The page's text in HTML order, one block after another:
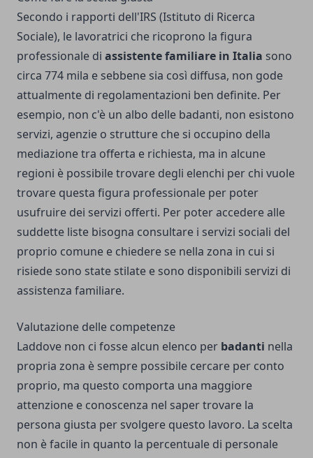
Secondo i rapporti dell'IRS (Istituto di Ricerca
Sociale), le lavoratrici che ricoprono la figura
professionale di assistente familiare in Italia sono
circa 774 mila e sebbene sia così diffusa, non gode
attualmente di regolamentazioni ben definite. Per
esempio, non c'è un albo delle badanti, non esistono
servizi, agenzie o strutture che si occupino della
mediazione tra offerta e richiesta, ma in alcune
regioni è possibile trovare degli elenchi per chi vuole
trovare questa figura professionale per poter
usufruire dei servizi offerti. Per poter accedere alle
suddette liste bisogna consultare i servizi sociali del
proprio comune e chiedere se nella zona in cui si
risiede sono state stilate e sono disponibili servizi di
assistenza familiare.
Valutazione delle competenze
Laddove non ci fosse alcun elenco per badanti nella
propria zona è sempre possibile cercare per conto
proprio, ma questo comporta una maggiore
attenzione e conoscenza nel saper trovare la
persona giusta per svolgere questo lavoro. La scelta
non è facile in quanto la percentuale di personale